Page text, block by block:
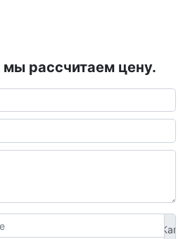
мы рассчитаем цену.